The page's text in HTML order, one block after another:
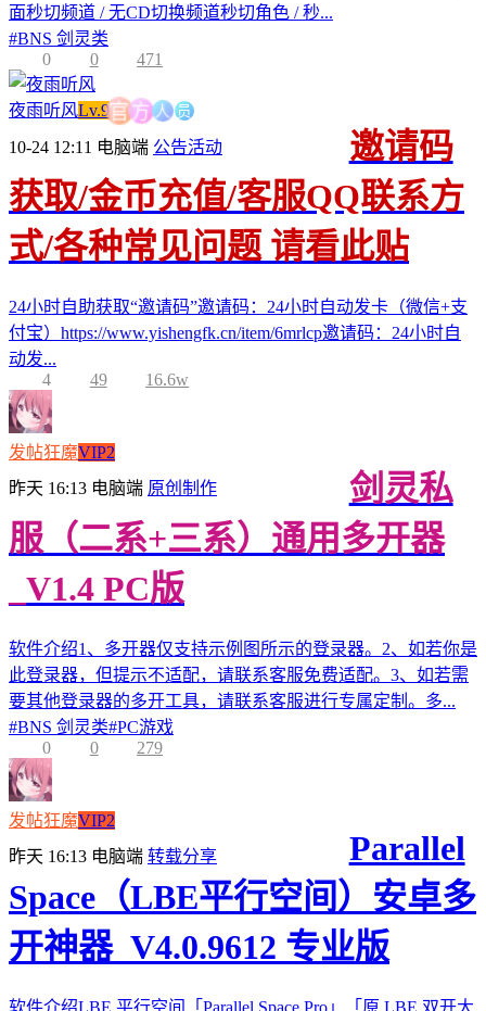
面秒切频道 / 无CD切换频道秒切角色 / 秒...
#BNS 剑灵类
0
0 471
夜雨听风Lv.9官 方人员
10-24 12:11 电脑端 公告活动
邀请码
获取/金币充值/客服QQ联系方
式/各种常见问题 请看此贴
24小时自助获取“邀请码”邀请码：24小时自动发卡（微信+支
付宝）https://www.yishengfk.cn/item/6mrlcp邀请码：24小时自
动发...
4
49 16.6w
发帖狂魔VIP2
昨天 16:13 电脑端 原创制作
剑灵私
服（二系+三系）通用多开器
_V1.4 PC版
软件介绍1、多开器仅支持示例图所示的登录器。2、如若你是
此登录器，但提示不适配，请联系客服免费适配。3、如若需
要其他登录器的多开工具，请联系客服进行专属定制。多...
#BNS 剑灵类#PC游戏
0
0 279
发帖狂魔VIP2
昨天 16:13 电脑端 转载分享
Parallel
Space（LBE平行空间）安卓多
开神器_V4.0.9612 专业版
软件介绍LBE 平行空间「Parallel Space Pro」「原 LBE 双开大